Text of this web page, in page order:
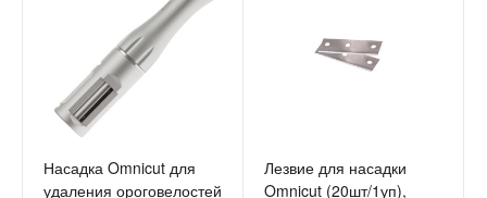
Насадка Omnicut для
удаления ороговелостей
Лезвие для насадки
Omnicut (20шт/1уп),